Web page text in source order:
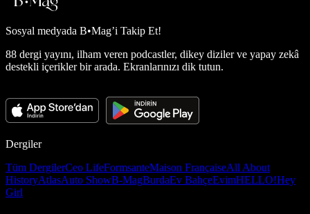
Sosyal medyada B•Mag’i Takip Et!
88 dergi yayını, ilham veren podcastler, dikey diziler ve yapay zekâ
destekli içerikler bir arada. Ekranlarınızı dik tutun.
Dergiler
Tüm DergilerCeo LifeFormsanteMaison FrançaiseAll About
HistoryAtlasAuto ShowB-MagBurdaEv BahçeEvimHELLO!Hey
Girl